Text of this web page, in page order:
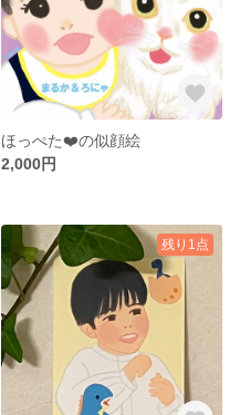
ほっぺた❤️の似顔絵
2,000円
残り1点